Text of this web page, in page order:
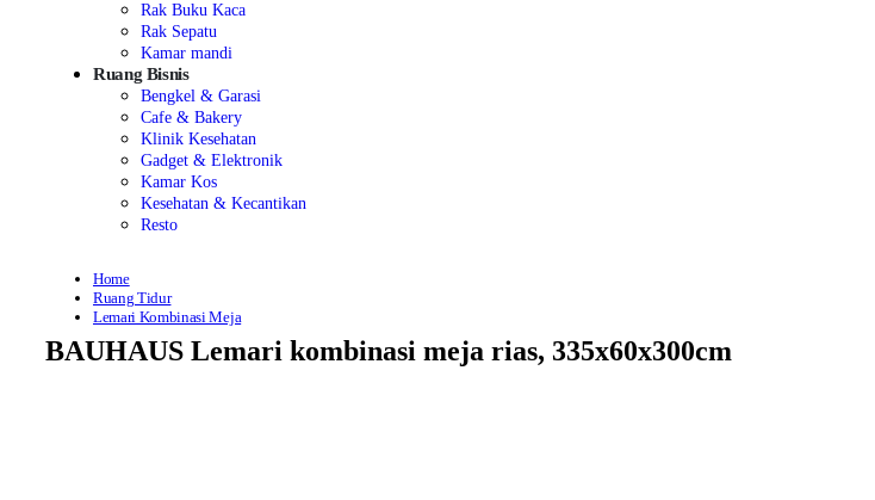
Rak Buku Kaca
Rak Sepatu
Kamar mandi
Ruang Bisnis
Bengkel & Garasi
Cafe & Bakery
Klinik Kesehatan
Gadget & Elektronik
Kamar Kos
Kesehatan & Kecantikan
Resto
Home
Ruang Tidur
Lemari Kombinasi Meja
BAUHAUS Lemari kombinasi meja rias, 335x60x300cm